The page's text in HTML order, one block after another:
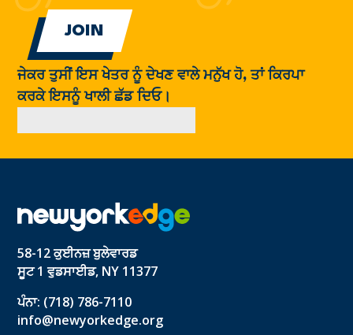
ਜੇਕਰ ਤੁਸੀਂ ਇਸ ਖੇਤਰ ਨੂੰ ਦੇਖਣ ਵਾਲੇ ਮਨੁੱਖ ਹੋ, ਤਾਂ ਕਿਰਪਾ
ਕਰਕੇ ਇਸਨੂੰ ਖਾਲੀ ਛੱਡ ਦਿਓ।
58-12 ਕੁਈਨਜ਼ ਬੁਲੇਵਾਰਡ
ਸੂਟ 1 ਵੁਡਸਾਈਡ, NY 11377
ਪੰਨਾ: (718) 786-7110
info@newyorkedge.org